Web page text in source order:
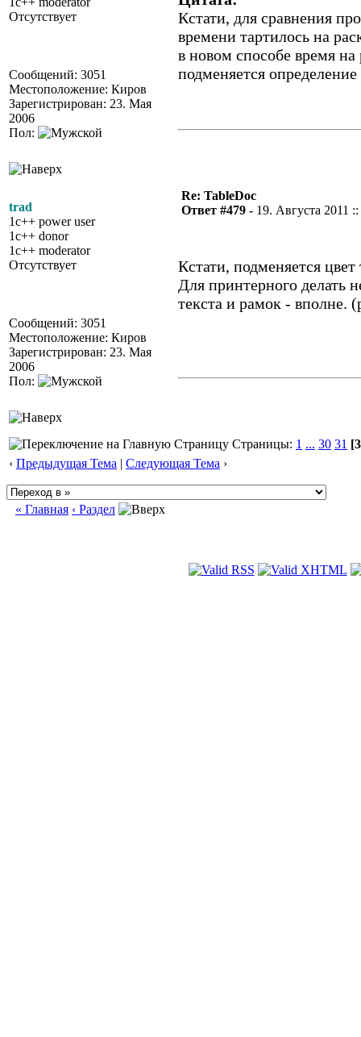
Отсутствует
Сообщений: 3051
Местоположение: Киров
Зарегистрирован: 23. Мая
2006
Пол:
Кстати, для сравнения
времени тартилось на
в новом способе время на
подменяется
trad
1c++ power user
1c++ donor
1c++ moderator
Отсутствует
Сообщений: 3051
Местоположение: Киров
Зарегистрирован: 23. Мая
2006
Пол:
Re: TableDoc
Ответ #479 - 19. Августа 2011
Кстати, подменяется
Для принтерного делать
текста и рамок - вполне.
Страницы: 1 ... 30 31
‹ Предыдущая Тема | Следующая Тема ›
« Главная ‹ Раздел